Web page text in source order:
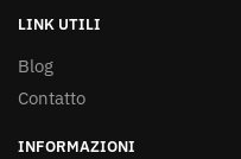
LINK UTILI
Blog
Contatto
INFORMAZIONI